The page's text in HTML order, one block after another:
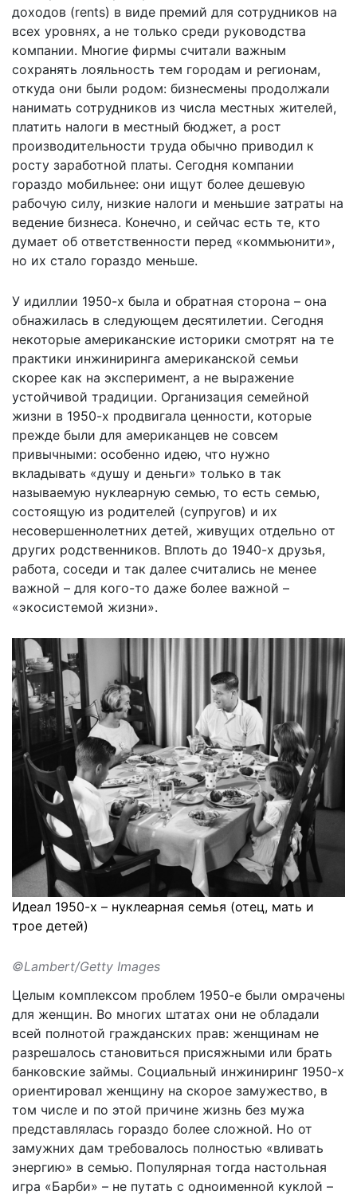
доходов (rents) в виде премий для сотрудников на
всех уровнях, а не только среди руководства
компании. Многие фирмы считали важным
сохранять лояльность тем городам и регионам,
откуда они были родом: бизнесмены продолжали
нанимать сотрудников из числа местных жителей,
платить налоги в местный бюджет, а рост
производительности труда обычно приводил к
росту заработной платы. Сегодня компании
гораздо мобильнее: они ищут более дешевую
рабочую силу, низкие налоги и меньшие затраты на
ведение бизнеса. Конечно, и сейчас есть те, кто
думает об ответственности перед «коммьюнити»,
но их стало гораздо меньше.
У идиллии 1950-х была и обратная сторона – она
обнажилась в следующем десятилетии. Сегодня
некоторые американские историки смотрят на те
практики инжиниринга американской семьи
скорее как на эксперимент, а не выражение
устойчивой традиции. Организация семейной
жизни в 1950-х продвигала ценности, которые
прежде были для американцев не совсем
привычными: особенно идею, что нужно
вкладывать «душу и деньги» только в так
называемую нуклеарную семью, то есть семью,
состоящую из родителей (супругов) и их
несовершеннолетних детей, живущих отдельно от
других родственников. Вплоть до 1940-х друзья,
работа, соседи и так далее считались не менее
важной – для кого-то даже более важной –
«экосистемой жизни».
Идеал 1950-х – нуклеарная семья (отец, мать и
трое детей)
©Lambert/Getty Images
Целым комплексом проблем 1950-е были омрачены
для женщин. Во многих штатах они не обладали
всей полнотой гражданских прав: женщинам не
разрешалось становиться присяжными или брать
банковские займы. Социальный инжиниринг 1950-х
ориентировал женщину на скорое замужество, в
том числе и по этой причине жизнь без мужа
представлялась гораздо более сложной. Но от
замужних дам требовалось полностью «вливать
энергию» в семью. Популярная тогда настольная
игра «Барби» – не путать с одноименной куклой –